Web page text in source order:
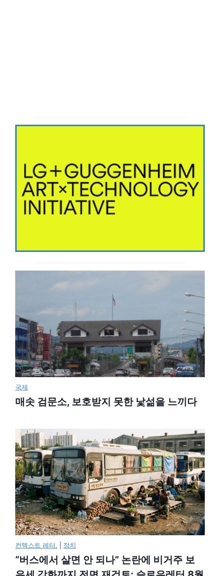
국제
매솟 검문소, 보호받지 못한 낯섦을 느끼다
컨텍스트 레터. 정치
“버스에서 살면 안 되나” 논란에 비거주 보